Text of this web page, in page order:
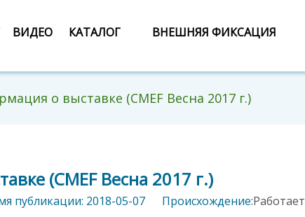
ВИДЕО КАТАЛОГ ВНЕШНЯЯ ФИКСАЦИЯ
о выставке (CMEF Весна 2017 г.)
(CMEF Весна 2017 г.)
публикации: 2018-05-07 Происхождение:Работает